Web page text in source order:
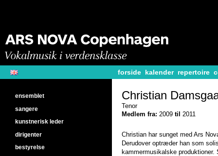
forside kalender repertoire
Christian
Tenor
Medlem fra: 2009 til 2011
Christian har sunget med Ars
Derudover optræder han som
kammermusikalske
ensemblet
sangere
kunstnerisk leder
dirigenter
bestyrelse